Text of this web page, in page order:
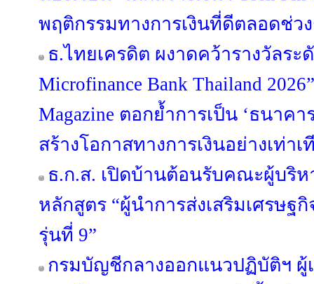
พฤติกรรมทางการเงินที่ดีตลอดช่ว
ธ.ไทยเครดิต ผงาดคว้ารางวัลระ
Microfinance Bank Thailand
Magazine ตอกย้ำการเป็น ‘ธนาค
สร้างโอกาสทางการเงินอย่างเท่าเ
ธ.ก.ส. เปิดบ้านต้อนรับคณะผู้บริห
หลักสูตร “ผู้นำการส่งเสริมเศรษฐ
รุ่นที่ 9”
กรมบัญชีกลางออกแนวปฏิบัติฯ ผู้